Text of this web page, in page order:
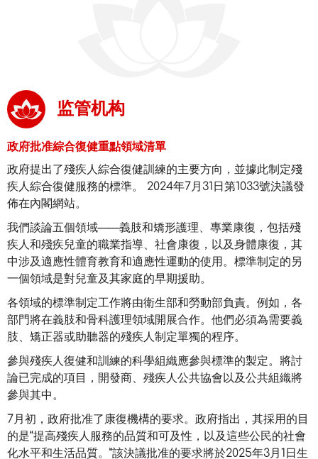
监管机构
政府批准綜合復健重點領域清單
政府提出了殘疾人綜合復健訓練的主要方向，並據此制定殘
疾人綜合復健服務的標準。 2024年7月31日第1033號決議發
佈在內閣網站。
我們談論五個領域——義肢和矯形護理、專業康復，包括殘
疾人和殘疾兒童的職業指導、社會康復，以及身體康復，其
中涉及適應性體育教育和適應性運動的使用。標準制定的另
一個領域是對兒童及其家庭的早期援助。
各領域的標準制定工作將由衛生部和勞動部負責。例如，各
部門將在義肢和骨科護理領域開展合作。他們必須為需要義
肢、矯正器或助聽器的殘疾人制定單獨的程序。
參與殘疾人復健和訓練的科學組織應參與標準的製定。將討
論已完成的項目，開發商、殘疾人公共協會以及公共組織將
參與其中。
7月初，政府批准了康復機構的要求。政府指出，其採用的目
的是“提高殘疾人服務的品質和可及性，以及這些公民的社會
化水平和生活品質。”該決議批准的要求將於2025年3月1日生